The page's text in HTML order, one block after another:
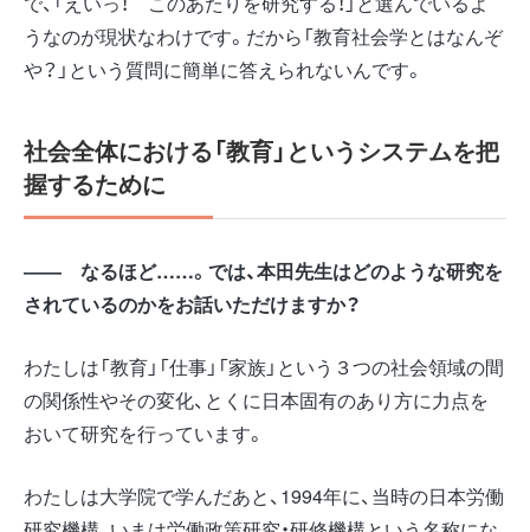
うなのが現状なわけです。だから「教育社会学とはなんぞ
や？」という質問に簡単に答えられないんです。
社会全体における「教育」というシステムを把
握するために
―― なるほど……。では、本田先生はどのような研究を
されているのかをお話いただけますか？
わたしは「教育」「仕事」「家族」という３つの社会領域の間
の関係性やその変化、とくに日本固有のあり方に力点を
おいて研究を行っています。
わたしは大学院で学んだあと、1994年に、当時の日本労働